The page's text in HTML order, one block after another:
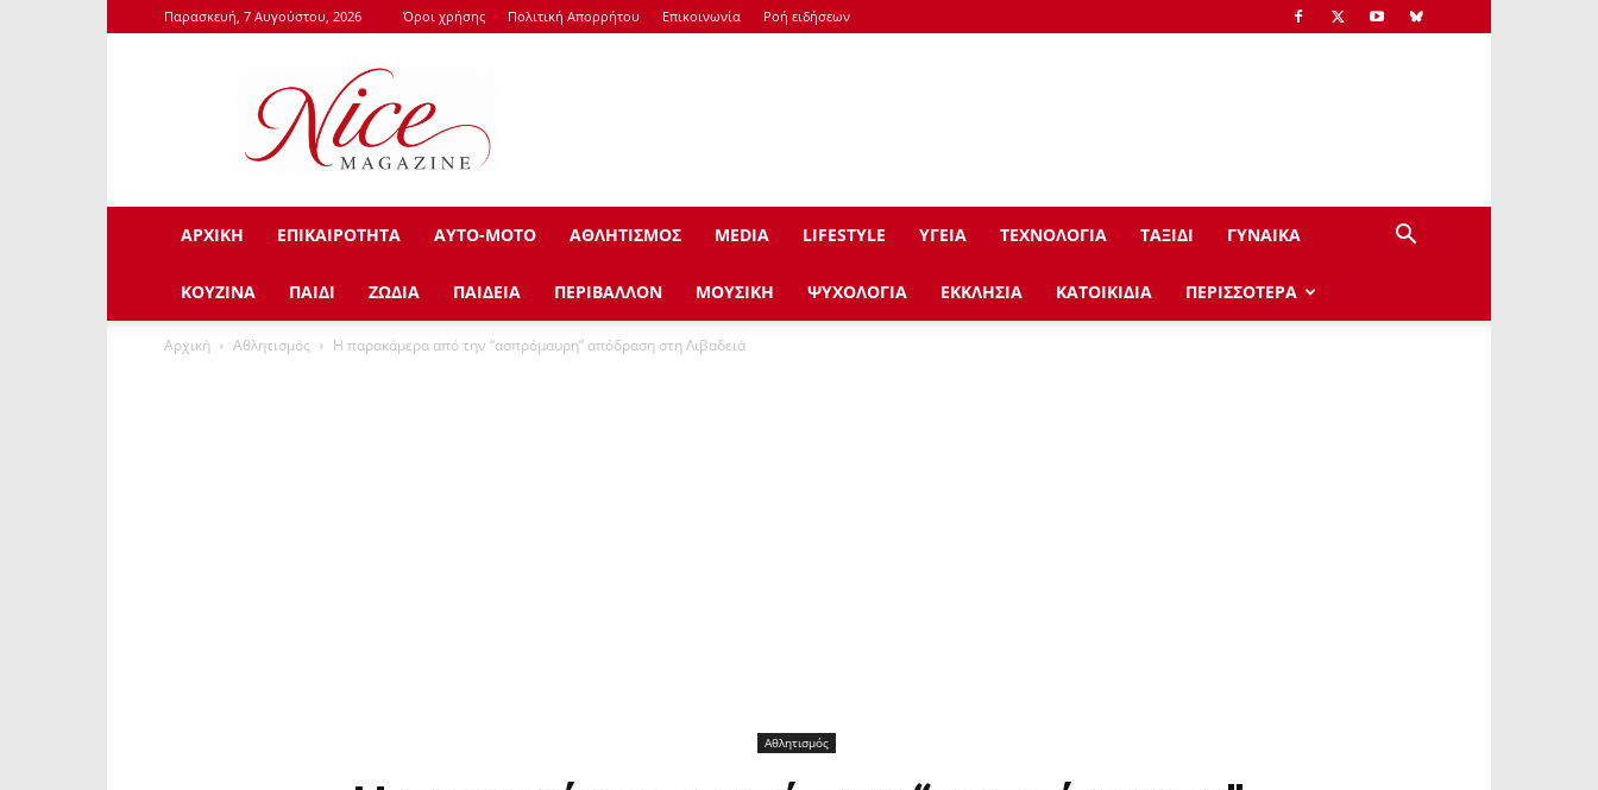
Παρασκευή, 7 Αυγούστου, 2026 Όροι χρήσης Πολιτική Απορρήτου Επικοινωνία Ροή ειδήσεων
NiceMagazine.Gr
ΑΡΧΙΚΗ ΕΠΙΚΑΙΡΟΤΗΤΑ ΑΥΤΟ-ΜΟΤΟ ΑΘΛΗΤΙΣΜΟΣ ΜEDIA LIFESTYLE ΥΓΕΙΑ ΤΕΧΝΟΛΟΓΙΑ ΤΑΞΙΔΙ ΓΥΝΑΙΚΑ
ΚΟΥΖΙΝΑ ΠΑΙΔΙ ΖΩΔΙΑ ΠΑΙΔΕΙΑ ΠΕΡΙΒΑΛΛΟΝ ΜΟΥΣΙΚΗ ΨΥΧΟΛΟΓΙΑ ΕΚΚΛΗΣΙΑ ΚΑΤΟΙΚΙΔΙΑ ΠΕΡΙΣΣΟΤΕΡΑ
Αρχική Αθλητισμός Η παρακάμερα από την “ασπρόμαυρη” απόδραση στη Λιβαδειά
Αθλητισμός